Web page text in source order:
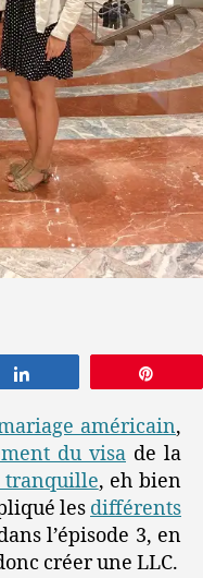
américain,
du visa de la
tranquille, eh bien
les différents
l’épisode 3, en
créer une LLC.